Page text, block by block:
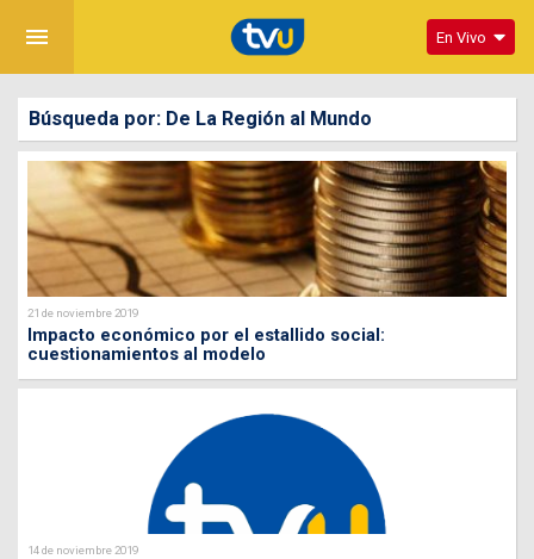
menu En Vivo
Búsqueda por: De La Región al Mundo
21 de noviembre 2019
Impacto económico por el estallido social:
cuestionamientos al modelo
14 de noviembre 2019